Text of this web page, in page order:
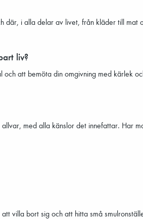
där, i alla delar av livet, från kläder till mat
liv?
att bemöta din omgivning med kärlek
med alla känslor det innefattar. Har
villa bort sig och att hitta små